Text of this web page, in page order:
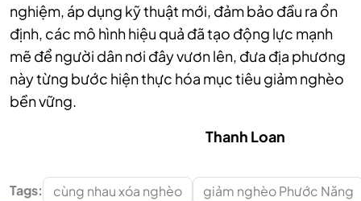
nghiệm, áp dụng kỹ thuật mới, đảm bảo đầu ra ổn
định, các mô hình hiệu quả đã tạo động lực mạnh
mẽ để người dân nơi đây vươn lên, đưa địa phương
này từng bước hiện thực hóa mục tiêu giảm nghèo
bền vững.
Thanh Loan
Tags: cùng nhau xóa nghèo giảm nghèo Phước Năng